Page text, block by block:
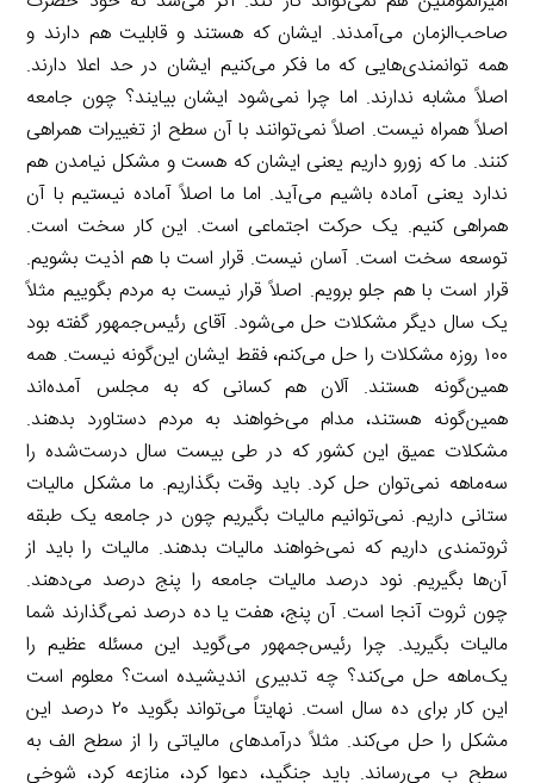
صاحب‌الزمان می‌آمدند. ایشان که هستند و قابلیت هم دارند و
همه توانمندی‌هایی که ما فکر می‌کنیم ایشان در حد اعلا دارند.
اصلاً مشابه ندارند. اما چرا نمی‌شود ایشان بیایند؟ چون جامعه
اصلاً همراه نیست. اصلاً نمی‌توانند با آن سطح از تغییرات همراهی
کنند. ما که زورو داریم یعنی ایشان که هست و مشکل نیامدن هم
ندارد یعنی آماده باشیم می‌آید. اما ما اصلاً آماده نیستیم با آن
همراهی کنیم. یک حرکت اجتماعی است. این کار سخت است.
توسعه سخت است. آسان نیست. قرار است با هم اذیت بشویم.
قرار است با هم جلو برویم. اصلاً قرار نیست به مردم بگوییم مثلاً
یک سال دیگر مشکلات حل می‌شود. آقای رئیس‌جمهور گفته بود
۱۰۰ روزه مشکلات را حل می‌کنم، فقط ایشان این‌گونه نیست. همه
همین‌گونه هستند. آلان هم کسانی که به مجلس آمده‌اند
همین‌گونه هستند، مدام می‌خواهند به مردم دستاورد بدهند.
مشکلات عمیق این کشور که در طی بیست سال درست‌شده را
سه‌ماهه نمی‌توان حل کرد. باید وقت بگذاریم. ما مشکل مالیات
ستانی داریم. نمی‌توانیم مالیات بگیریم چون در جامعه یک طبقه
ثروتمندی داریم که نمی‌خواهند مالیات بدهند. مالیات را باید از
آن‌ها بگیریم. نود درصد مالیات جامعه را پنج درصد می‌دهند.
چون ثروت آنجا است. آن پنج، هفت یا ده درصد نمی‌گذارند شما
مالیات بگیرید. چرا رئیس‌جمهور می‌گوید این مسئله عظیم را
یک‌ماهه حل می‌کند؟ چه تدبیری اندیشیده است؟ معلوم است
این کار برای ده سال است. نهایتاً می‌تواند بگوید ۲۰ درصد این
مشکل را حل می‌کند. مثلاً درآمدهای مالیاتی را از سطح الف به
سطح ب می‌رساند. باید جنگید، دعوا کرد، منازعه کرد، شوخی